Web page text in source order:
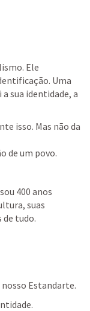
Ele
Uma
sua identidade, a
isso. Mas não da
de um povo.
400 anos
suas
tudo.
Estandarte.